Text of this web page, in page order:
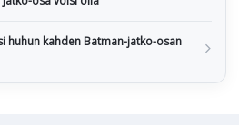
huhun kahden Batman-jatko-osan